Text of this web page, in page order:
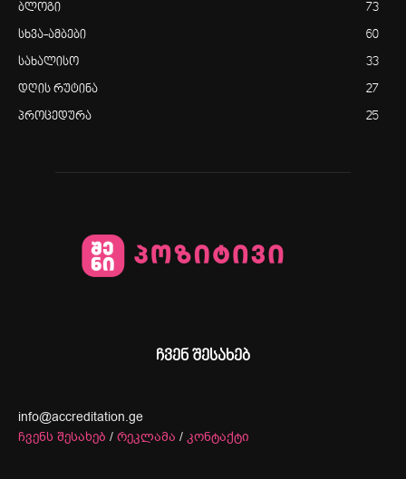
ბლოგი 73
სხვა-ამბები 60
სახალისო 33
დღის რუტინა 27
პროცედურა 25
ჩვენ შესახებ
info@accreditation.ge
ჩვენს შესახებ / რეკლამა / კონტაქტი